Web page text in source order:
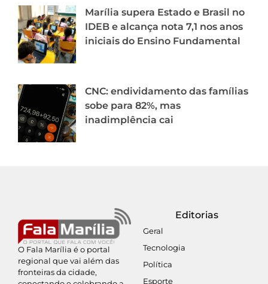
Marília supera Estado e Brasil no
IDEB e alcança nota 7,1 nos anos
iniciais do Ensino Fundamental
CNC: endividamento das famílias
sobe para 82%, mas
inadimplência cai
O Fala Marília é o portal
regional que vai além das
fronteiras da cidade,
Editorias
Geral
Tecnologia
Política
Esporte